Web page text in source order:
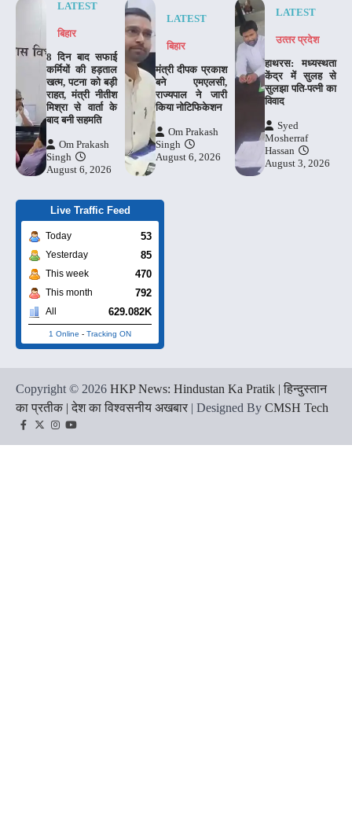
LATEST
बिहार
8 दिन बाद सफाई
कर्मियों की हड़ताल
खत्म, पटना को बड़ी
राहत, मंत्री नीतीश
मिश्रा से वार्ता के
बाद बनी सहमति
Om Prakash
Singh
August 6, 2026
LATEST
बिहार
मंत्री दीपक प्रकाश
बने एमएलसी,
राज्यपाल ने जारी
किया नोटिफिकेशन
Om Prakash
Singh
August 6, 2026
LATEST
उत्‍तर प्रदेश
हाथरस: मध्यस्थता
केंद्र में सुलह से
सुलझा पति-पत्नी का
विवाद
Syed
Mosherraf
Hassan
August 3, 2026
Live Traffic Feed
Today 53
Yesterday 85
This week 470
This month 792
All 629.082K
1 Online - Tracking ON
Copyright © 2026 HKP News: Hindustan Ka Pratik | हिन्दुस्तान
का प्रतीक | देश का विश्वसनीय अखबार | Designed By CMSH Tech
Facebook
TwitterInstagram
YouTube